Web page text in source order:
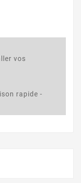
vos
rapide -